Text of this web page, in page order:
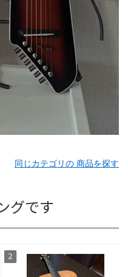
同じカテゴリの 商品を探す
グです